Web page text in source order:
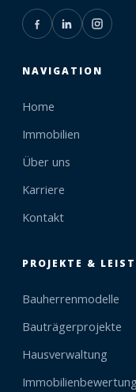
NAVIGATION
Home
Immobilien
Über uns
Karriere
Kontakt
PROJEKTE &
Bauherrenmodelle
Bauträgerprojekte
Hausverwaltung
Immobilienbewertung